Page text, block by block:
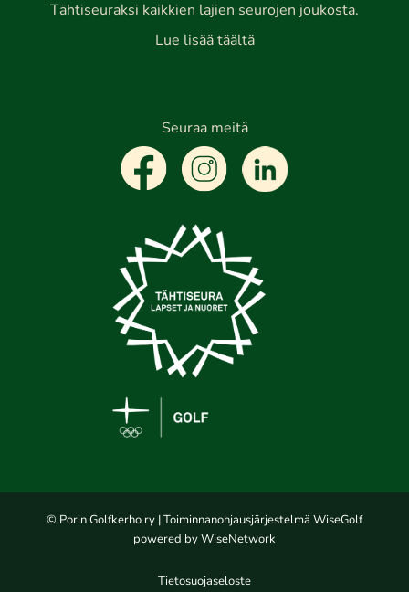
Tähtiseuraksi kaikkien lajien seurojen joukosta.
Lue lisää täältä
Seuraa meitä
© Porin Golfkerho ry | Toiminnanohjausjärjestelmä WiseGolf
powered by WiseNetwork
Tietosuojaseloste